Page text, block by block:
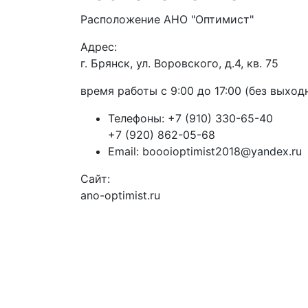
Расположение АНО "Оптимист"
Адрес:
г. Брянск, ул. Воровского, д.4, кв. 75
время работы с 9:00 до 17:00 (без
Телефоны: +7 (910) 330-65-40
+7 (920) 862-05-68
Email: boooioptimist2018@yandex.ru
Сайт:
ano-optimist.ru